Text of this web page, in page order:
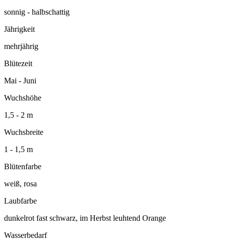
sonnig - halbschattig
Jährigkeit
mehrjährig
Blütezeit
Mai - Juni
Wuchshöhe
1,5 - 2 m
Wuchsbreite
1 - 1,5 m
Blütenfarbe
weiß, rosa
Laubfarbe
dunkelrot fast schwarz, im Herbst leuhtend Orange
Wasserbedarf